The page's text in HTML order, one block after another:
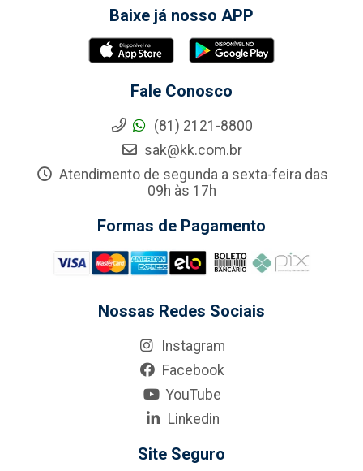
Baixe já nosso APP
Fale Conosco
(81) 2121-8800
sak@kk.com.br
Atendimento de segunda a sexta-feira das
09h às 17h
Formas de Pagamento
Nossas Redes Sociais
Instagram
Facebook
YouTube
Linkedin
Site Seguro